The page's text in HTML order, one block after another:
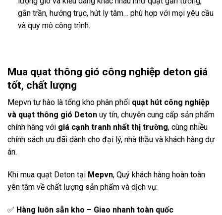
gắn trần, hướng trục, hút ly tâm… phù hợp với mọi yêu cầu
và quy mô công trình.
Mua qụat thông gió công nghiệp deton giá
tốt, chất lượng
Mepvn tự hào là tổng kho phân phối quạt hút công nghiệp
và quạt thông gió Deton uy tín, chuyên cung cấp sản phẩm
chính hãng với giá cạnh tranh nhất thị trường, cùng nhiều
chính sách ưu đãi dành cho đại lý, nhà thầu và khách hàng dự
án.
Khi mua quạt Deton tại Mepvn, Quý khách hàng hoàn toàn
yên tâm về chất lượng sản phẩm và dịch vụ:
✅ Hàng luôn sẵn kho – Giao nhanh toàn quốc